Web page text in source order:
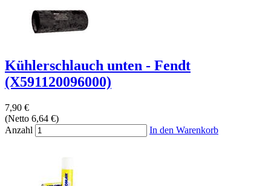
Kühlerschlauch unten - Fendt
(X591120096000)
7,90 €
(Netto 6,64 €)
Anzahl
In den Warenkorb